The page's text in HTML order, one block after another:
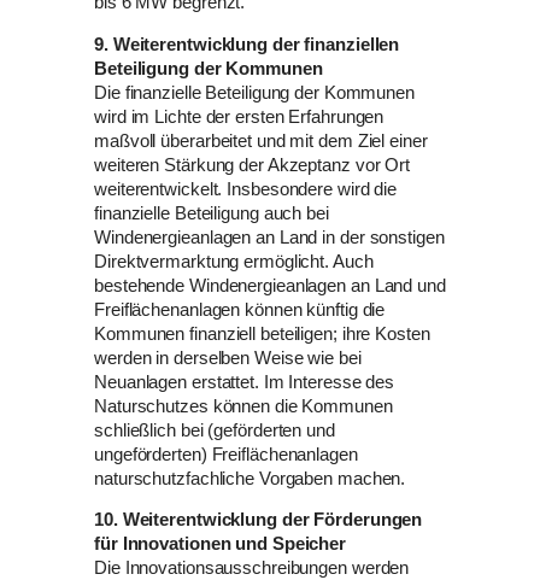
9. Weiterentwicklung der finanziellen
Beteiligung der Kommunen
Die finanzielle Beteiligung der Kommunen
wird im Lichte der ersten Erfahrungen
maßvoll überarbeitet und mit dem Ziel einer
weiteren Stärkung der Akzeptanz vor Ort
weiterentwickelt. Insbesondere wird die
finanzielle Beteiligung auch bei
Windenergieanlagen an Land in der sonstigen
Direktvermarktung ermöglicht. Auch
bestehende Windenergieanlagen an Land und
Freiflächenanlagen können künftig die
Kommunen finanziell beteiligen; ihre Kosten
werden in derselben Weise wie bei
Neuanlagen erstattet. Im Interesse des
Naturschutzes können die Kommunen
schließlich bei (geförderten und
ungeförderten) Freiflächenanlagen
naturschutzfachliche Vorgaben machen.
10. Weiterentwicklung der Förderungen
für Innovationen und Speicher
Die Innovationsausschreibungen werden